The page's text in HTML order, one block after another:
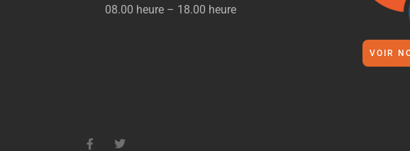
08.00 heure – 18.00 heure
VOIR